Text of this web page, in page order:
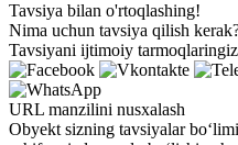
Tavsiya bilan o'rtoqlashing!
Nima uchun tavsiya qilish
Tavsiyani ijtimoiy
URL manzilini nusxalash
Obyekt sizning tavsiyalar